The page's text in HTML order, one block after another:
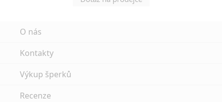
O nás
Kontakty
Výkup šperků
Recenze